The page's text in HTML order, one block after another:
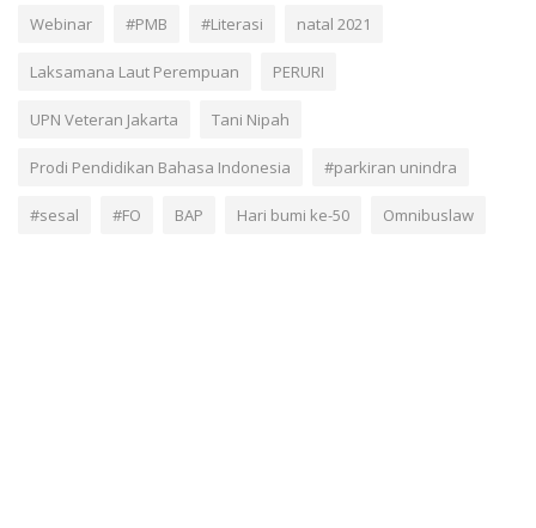
Webinar #PMB #Literasi natal 2021
Laksamana Laut Perempuan PERURI
UPN Veteran Jakarta Tani Nipah
Prodi Pendidikan Bahasa Indonesia #parkiran unindra
#sesal #FO BAP Hari bumi ke-50 Omnibuslaw